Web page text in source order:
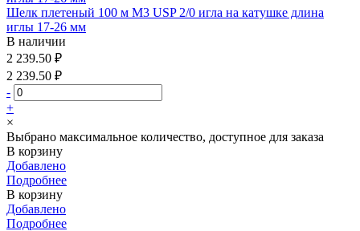
Шелк плетеный 100 м М3 USP 2/0 игла на катушке длина
иглы 17-26 мм
В наличии
2 239.50 ₽
2 239.50 ₽
-
+
×
Выбрано максимальное количество, доступное для заказа
В корзину
Добавлено
Подробнее
В корзину
Добавлено
Подробнее